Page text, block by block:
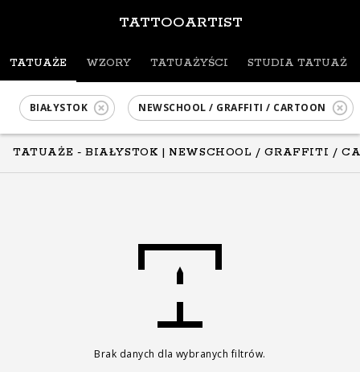
TATTOOARTIST
TATUAŻE WZORY TATUAŻYŚCI STUDIA TATUAŻU
BIAŁYSTOK NEWSCHOOL / GRAFFITI / CARTOON
TATUAŻE - BIAŁYSTOK | NEWSCHOOL / GRAFFITI /
Brak danych dla wybranych filtrów.